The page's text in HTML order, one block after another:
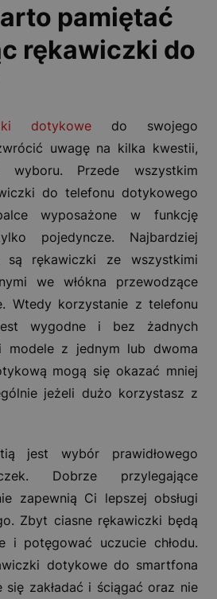
pamiętać
rękawiczki do
dotykowe do swojego
uwagę na kilka kwestii,
wyboru. Przede wszystkim
do telefonu dotykowego
wyposażone w funkcję
pojedyncze. Najbardziej
są rękawiczki ze wszystkimi
we włókna przewodzące
Wtedy korzystanie z telefonu
wygodne i bez żadnych
modele z jednym lub dwoma
mogą się okazać mniej
jeżeli dużo korzystasz z
jest wybór prawidłowego
Dobrze przylegające
zapewnią Ci lepszej obsługi
Zbyt ciasne rękawiczki będą
i potęgować uczucie chłodu.
dotykowe do smartfona
się zakładać i ściągać oraz nie